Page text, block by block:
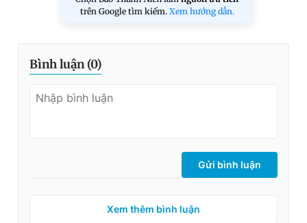
trên Google tìm kiếm. Xem hướng dẫn.
Bình luận (0)
Gửi bình luận
Xem thêm bình luận